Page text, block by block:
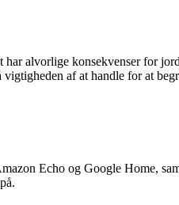
alvorlige konsekvenser for
af at handle for at
Echo og Google Home,